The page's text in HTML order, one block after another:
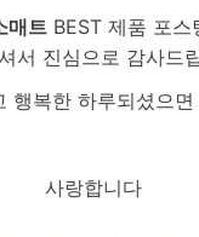
매트 BEST 제품 포스
서 진심으로 감사드
행복한 하루되셨으
사랑합니다